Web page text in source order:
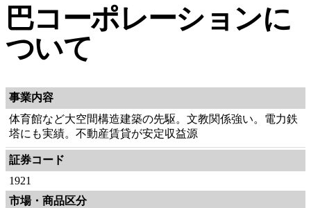
巴コーポレーションに
ついて
事業内容
体育館など大空間構造建築の先駆。文教関係強い。電力鉄
塔にも実績。不動産賃貸が安定収益源
証券コード
1921
市場・商品区分